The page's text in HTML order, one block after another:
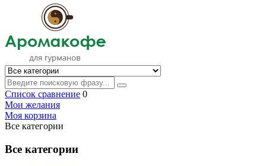
Список сравнение 0
Мои желания
Моя корзина
Все категории
Все категории